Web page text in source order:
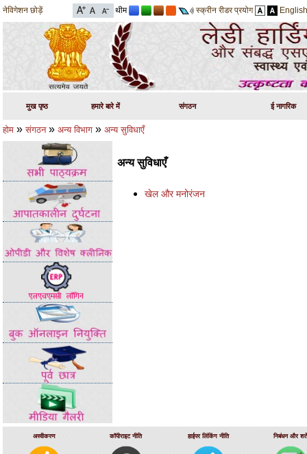
नेविगेशन छोड़ें थीम स्क्रीन रीडर प्रयोग English
मुख पृष्ठ हमारे बारे में संगठन ई नागरिक
होम »संगठन» अन्य विभाग » अन्य सुविधाएँ
अन्य सुविधाएँ
खेल और मनोरंजन
अस्वीकरण कॉपीराइट नीति हाईपर लिंकिंग नीति निबंधन और शर्तें